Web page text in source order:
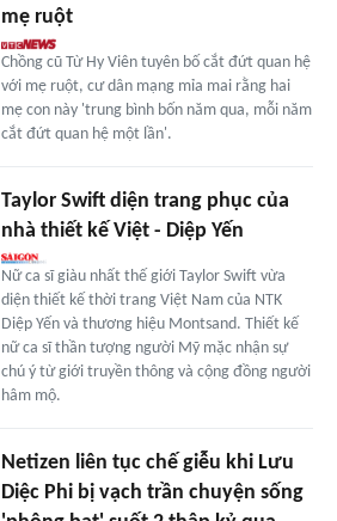
mẹ ruột
Chồng cũ Từ Hy Viên tuyên bố cắt đứt quan hệ
với mẹ ruột, cư dân mạng mỉa mai rằng hai
mẹ con này 'trung bình bốn năm qua, mỗi năm
cắt đứt quan hệ một lần'.
Taylor Swift diện trang phục của
nhà thiết kế Việt - Diệp Yến
Nữ ca sĩ giàu nhất thế giới Taylor Swift vừa
diện thiết kế thời trang Việt Nam của NTK
Diệp Yến và thương hiệu Montsand. Thiết kế
nữ ca sĩ thần tượng người Mỹ mặc nhận sự
chú ý từ giới truyền thông và cộng đồng người
hâm mộ.
Netizen liên tục chế giễu khi Lưu
Diệc Phi bị vạch trần chuyện sống